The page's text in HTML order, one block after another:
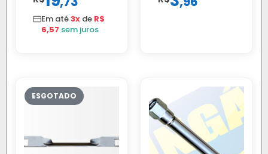
Em até3x de R$
6,57 sem juros